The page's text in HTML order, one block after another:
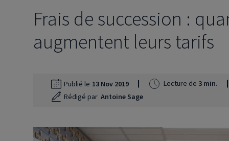
Réduire ses impôts
Préparer sa retraite
Frais de succession :
augmentent leurs tarifs
Publié le 13 Nov 2019 Lecture de 3 min.
Rédigé par Antoine Sage